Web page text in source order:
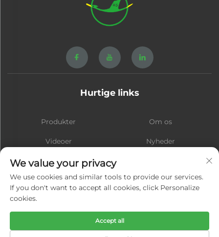
Hurtige links
Produkter Om os
Videoer Nyheder
Kontakt
We value your privacy
We use cookies and similar tools to provide our services.
If you don't want to accept all cookies, click Personalize
cookies.
Accept all